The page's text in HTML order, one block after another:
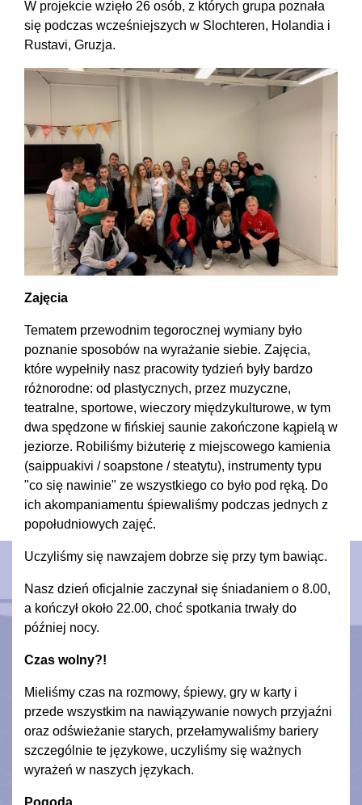
W projekcie wzięło 26 osób, z których grupa poznała
się podczas wcześniejszych w Slochteren, Holandia i
Rustavi, Gruzja.
Zajęcia
Tematem przewodnim tegorocznej wymiany było
poznanie sposobów na wyrażanie siebie. Zajęcia,
które wypełniły nasz pracowity tydzień były bardzo
różnorodne: od plastycznych, przez muzyczne,
teatralne, sportowe, wieczory międzykulturowe, w tym
dwa spędzone w fińskiej saunie zakończone kąpielą w
jeziorze. Robiliśmy biżuterię z miejscowego kamienia
(saippuakivi / soapstone / steatytu), instrumenty typu
"co się nawinie" ze wszystkiego co było pod ręką. Do
ich akompaniamentu śpiewaliśmy podczas jednych z
popołudniowych zajęć.
Uczyliśmy się nawzajem dobrze się przy tym bawiąc.
Nasz dzień oficjalnie zaczynał się śniadaniem o 8.00,
a kończył około 22.00, choć spotkania trwały do
później nocy.
Czas wolny?!
Mieliśmy czas na rozmowy, śpiewy, gry w karty i
przede wszystkim na nawiązywanie nowych przyjaźni
oraz odświeżanie starych, przełamywaliśmy bariery
szczególnie te językowe, uczyliśmy się ważnych
wyrażeń w naszych językach.
Pogoda